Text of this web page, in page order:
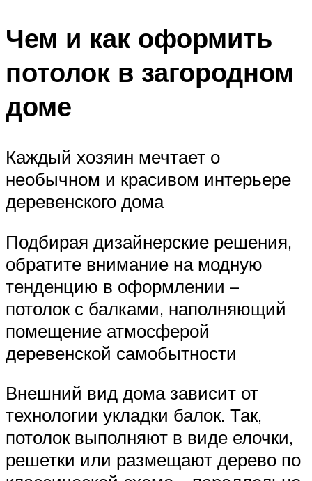
Чем и как оформить
потолок в загородном
доме
Каждый хозяин мечтает о
необычном и красивом интерьере
деревенского дома
Подбирая дизайнерские решения,
обратите внимание на модную
тенденцию в оформлении –
потолок с балками, наполняющий
помещение атмосферой
деревенской самобытности
Внешний вид дома зависит от
технологии укладки балок. Так,
потолок выполняют в виде елочки,
решетки или размещают дерево по